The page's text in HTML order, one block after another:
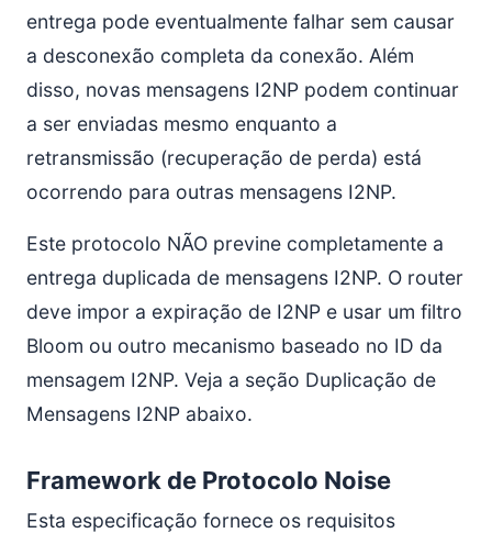
entrega pode eventualmente falhar sem causar
a desconexão completa da conexão. Além
disso, novas mensagens I2NP podem continuar
a ser enviadas mesmo enquanto a
retransmissão (recuperação de perda) está
ocorrendo para outras mensagens I2NP.
Este protocolo NÃO previne completamente a
entrega duplicada de mensagens I2NP. O router
deve impor a expiração de I2NP e usar um filtro
Bloom ou outro mecanismo baseado no ID da
mensagem I2NP. Veja a seção Duplicação de
Mensagens I2NP abaixo.
Framework de Protocolo Noise
Esta especificação fornece os requisitos